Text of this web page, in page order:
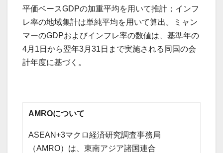
平価ベースGDPの加重平均を用いて推計；インフ
レ率の地域集計は単純平均を用いて算出。ミャン
マーのGDPおよびインフレ率の数値は、基準年の
4月1日から翌年3月31日まで実施される同国の会
計年度に基づく。
AMROについて
ASEAN+3マクロ経済研究調査事務局
（AMRO）は、東南アジア諸国連合